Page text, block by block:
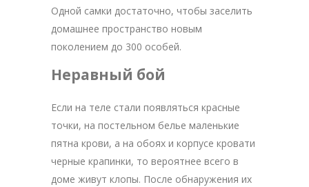
Одной самки достаточно, чтобы заселить
домашнее пространство новым
поколением до 300 особей.
Неравный бой
Если на теле стали появляться красные
точки, на постельном белье маленькие
пятна крови, а на обоях и корпусе кровати
черные крапинки, то вероятнее всего в
доме живут клопы. После обнаружения их